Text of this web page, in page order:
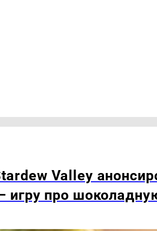
Valley
игру про